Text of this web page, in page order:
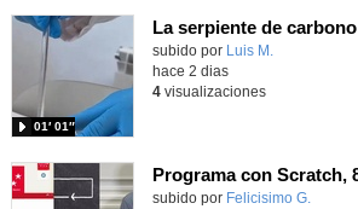
La serpiente de carbono
Contenido educativo.
subido por Luis M.
01′ 01″
hace 2 dias
4visualizaciones
Contenido educativo.
subido por Felicisimo G.